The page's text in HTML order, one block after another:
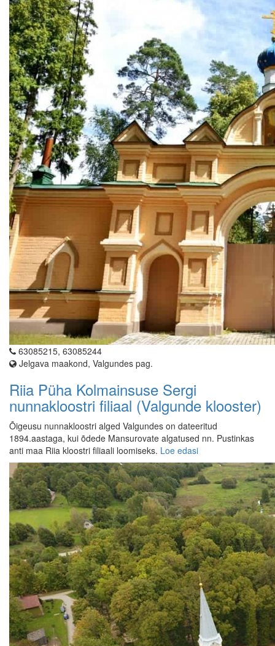
63085215, 63085244
Jelgava maakond, Valgundes pag.
Riia Püha Kolmainsuse Sergi
nunnakloostri filiaal (Valgunde klooster)
Õigeusu nunnakloostri alged Valgundes on dateeritud
1894.aastaga, kui õdede Mansurovate algatused nn. Pustinkas
anti maa Riia kloostri filiaali loomiseks. Loe edasi